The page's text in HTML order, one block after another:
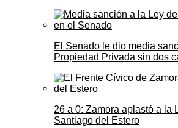
El Senado le dio media
Propiedad Privada sin dos
26 a 0: Zamora aplastó a la
Santiago del Estero